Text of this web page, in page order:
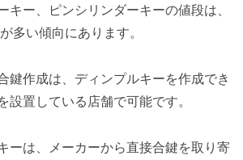
キー、ピンシリンダーキーの値段は、
多い傾向にあります。
鍵作成は、ディンプルキーを作成でき
設置している店舗で可能です。
ーは、メーカーから直接合鍵を取り寄